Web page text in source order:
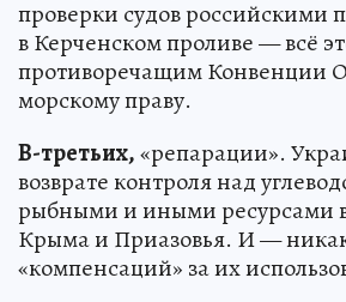
проверки судов российскими
в Керченском проливе — всё
противоречащим Конвенции
морскому праву.
В-третьих,«репарации».
возврате контроля над
рыбными и иными ресурсами
Крыма и Приазовья. И —
«компенсаций» за их